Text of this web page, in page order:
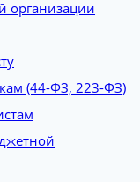
организации
(44-ФЗ, 223-ФЗ)